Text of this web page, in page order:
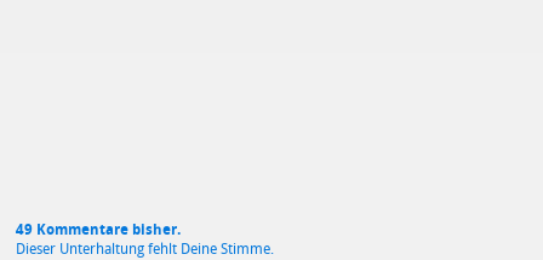
49 Kommentare bisher.
Dieser Unterhaltung fehlt Deine Stimme.